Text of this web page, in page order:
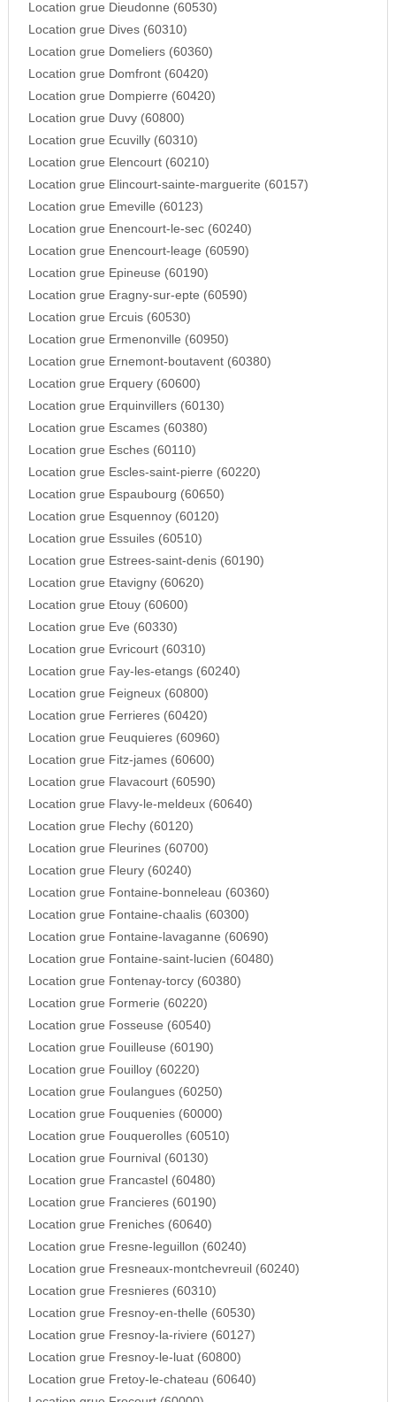
Location grue Dieudonne (60530)
Location grue Dives (60310)
Location grue Domeliers (60360)
Location grue Domfront (60420)
Location grue Dompierre (60420)
Location grue Duvy (60800)
Location grue Ecuvilly (60310)
Location grue Elencourt (60210)
Location grue Elincourt-sainte-marguerite (60157)
Location grue Emeville (60123)
Location grue Enencourt-le-sec (60240)
Location grue Enencourt-leage (60590)
Location grue Epineuse (60190)
Location grue Eragny-sur-epte (60590)
Location grue Ercuis (60530)
Location grue Ermenonville (60950)
Location grue Ernemont-boutavent (60380)
Location grue Erquery (60600)
Location grue Erquinvillers (60130)
Location grue Escames (60380)
Location grue Esches (60110)
Location grue Escles-saint-pierre (60220)
Location grue Espaubourg (60650)
Location grue Esquennoy (60120)
Location grue Essuiles (60510)
Location grue Estrees-saint-denis (60190)
Location grue Etavigny (60620)
Location grue Etouy (60600)
Location grue Eve (60330)
Location grue Evricourt (60310)
Location grue Fay-les-etangs (60240)
Location grue Feigneux (60800)
Location grue Ferrieres (60420)
Location grue Feuquieres (60960)
Location grue Fitz-james (60600)
Location grue Flavacourt (60590)
Location grue Flavy-le-meldeux (60640)
Location grue Flechy (60120)
Location grue Fleurines (60700)
Location grue Fleury (60240)
Location grue Fontaine-bonneleau (60360)
Location grue Fontaine-chaalis (60300)
Location grue Fontaine-lavaganne (60690)
Location grue Fontaine-saint-lucien (60480)
Location grue Fontenay-torcy (60380)
Location grue Formerie (60220)
Location grue Fosseuse (60540)
Location grue Fouilleuse (60190)
Location grue Fouilloy (60220)
Location grue Foulangues (60250)
Location grue Fouquenies (60000)
Location grue Fouquerolles (60510)
Location grue Fournival (60130)
Location grue Francastel (60480)
Location grue Francieres (60190)
Location grue Freniches (60640)
Location grue Fresne-leguillon (60240)
Location grue Fresneaux-montchevreuil (60240)
Location grue Fresnieres (60310)
Location grue Fresnoy-en-thelle (60530)
Location grue Fresnoy-la-riviere (60127)
Location grue Fresnoy-le-luat (60800)
Location grue Fretoy-le-chateau (60640)